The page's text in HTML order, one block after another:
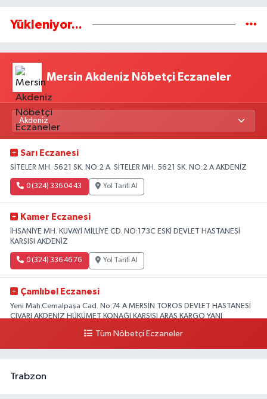
Yükleniyor...
Mersin Akdeniz Nöbetçi Eczaneler
Sarı Eczanesi
SİTELER MH. 5621 SK. NO:2 A SİTELER MH. 5621 SK. NO:2 A AKDENİZ
0 (324) 336 04 43 Yol Tarifi Al
Kamer Eczanesi
İHSANİYE MH. KUVAYİ MİLLİYE CD. NO:173C ESKİ DEVLET HASTANESİ
KARŞISI AKDENİZ
0 (324) 336 46 76 Yol Tarifi Al
Çamlıbel Eczanesi
Yeni Mah.Cemalpaşa Cad. No:74 A MERSİN TOROS DEVLET HASTANESİ
CİVARI AKDENİZ HÜKÜMET KONAĞI KARŞISI ARAS KARGO YANI
Yol Tarifi Al
Tüm Nöbetçi Eczaneler
Trabzon